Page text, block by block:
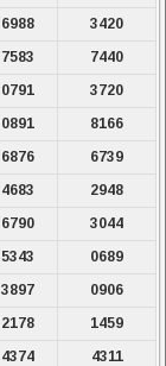
6988
3420
7583
7440
0791
3720
0891
8166
6876
6739
4683
2948
6790
3044
5343
0689
3897
0906
2178
1459
4374
4311